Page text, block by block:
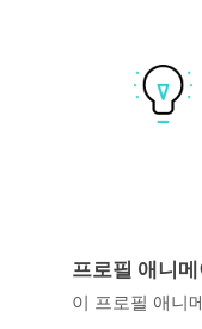
프로필 애니
이 프로필 애니